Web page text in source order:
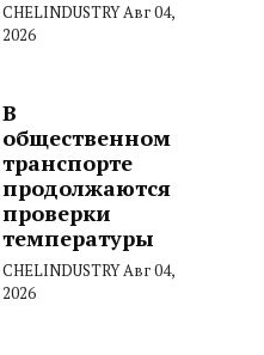
CHELINDUSTRYАвг 04,
2026
В
общественном
транспорте
продолжаются
проверки
температуры
CHELINDUSTRYАвг 04,
2026